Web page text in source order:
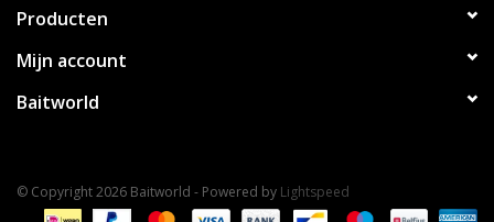
Producten
Mijn account
Baitworld
© Copyright 2026 Baitworld - Powered by Lightspeed